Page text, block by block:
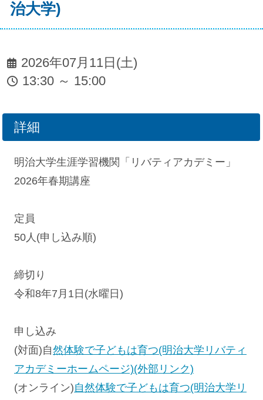
治大学)
2026年07月11日(土)
13:30 ～ 15:00
詳細
明治大学生涯学習機関「リバティアカデミー」
2026年春期講座
定員
50人(申し込み順)
締切り
令和8年7月1日(水曜日)
申し込み
(対面)自然体験で子どもは育つ(明治大学リバティ
アカデミーホームページ)(外部リンク)
(オンライン)自然体験で子どもは育つ(明治大学リ